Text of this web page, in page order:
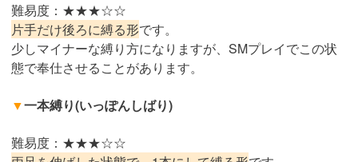
難易度：★★★☆☆
片手だけ後ろに縛る形です。
少しマイナーな縛り方になりますが、SMプレイでこの状
態で奉仕させることがあります。
▼一本縛り(いっぽんしばり)
難易度：★★★☆☆